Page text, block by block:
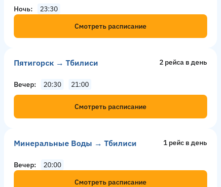
Ночь
23:30
Смотреть расписание
Пятигорск → Тбилиси 2 рейсa в день
Вечер 20:30 21:00
Смотреть расписание
Минеральные Воды → Тбилиси 1 рейс в день
Вечер
20:00
Смотреть расписание